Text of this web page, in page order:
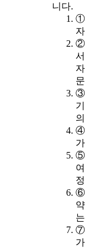
니다.
①
자
②
③
④
⑤
⑥
⑦